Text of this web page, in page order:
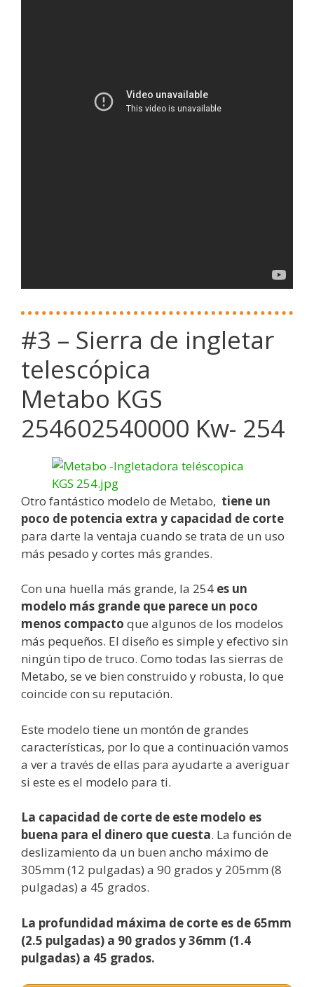
#3 – Sierra de ingletar
telescópica
Metabo KGS
254602540000 Kw- 254
Otro fantástico modelo de Metabo, tiene un
poco de potencia extra y capacidad de corte
para darte la ventaja cuando se trata de un uso
más pesado y cortes más grandes.
Con una huella más grande, la 254 es un
modelo más grande que parece un poco
menos compacto que algunos de los modelos
más pequeños. El diseño es simple y efectivo sin
ningún tipo de truco. Como todas las sierras de
Metabo, se ve bien construido y robusta, lo que
coincide con su reputación.
Este modelo tiene un montón de grandes
características, por lo que a continuación vamos
a ver a través de ellas para ayudarte a averiguar
si este es el modelo para ti.
La capacidad de corte de este modelo es
buena para el dinero que cuesta. La función de
deslizamiento da un buen ancho máximo de
305mm (12 pulgadas) a 90 grados y 205mm (8
pulgadas) a 45 grados.
La profundidad máxima de corte es de 65mm
(2.5 pulgadas) a 90 grados y 36mm (1.4
pulgadas) a 45 grados.